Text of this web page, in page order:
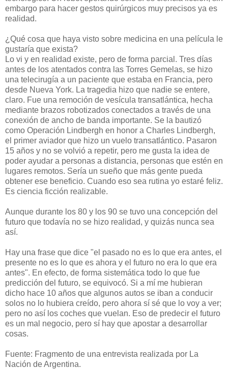
embargo para hacer gestos quirúrgicos muy precisos ya es
realidad.
¿Qué cosa que haya visto sobre medicina en una película le
gustaría que exista?
Lo vi y en realidad existe, pero de forma parcial. Tres días
antes de los atentados contra las Torres Gemelas, se hizo
una telecirugía a un paciente que estaba en Francia, pero
desde Nueva York. La tragedia hizo que nadie se entere,
claro. Fue una remoción de vesícula transatlántica, hecha
mediante brazos robotizados conectados a través de una
conexión de ancho de banda importante. Se la bautizó
como Operación Lindbergh en honor a Charles Lindbergh,
el primer aviador que hizo un vuelo transatlántico. Pasaron
15 años y no se volvió a repetir, pero me gusta la idea de
poder ayudar a personas a distancia, personas que estén en
lugares remotos. Sería un sueño que más gente pueda
obtener ese beneficio. Cuando eso sea rutina yo estaré feliz.
Es ciencia ficción realizable.
Aunque durante los 80 y los 90 se tuvo una concepción del
futuro que todavía no se hizo realidad, y quizás nunca sea
así.
Hay una frase que dice "el pasado no es lo que era antes, el
presente no es lo que es ahora y el futuro no era lo que era
antes". En efecto, de forma sistemática todo lo que fue
predicción del futuro, se equivocó. Si a mí me hubieran
dicho hace 10 años que algunos autos se iban a conducir
solos no lo hubiera creído, pero ahora sí sé que lo voy a ver;
pero no así los coches que vuelan. Eso de predecir el futuro
es un mal negocio, pero sí hay que apostar a desarrollar
cosas.
Fuente: Fragmento de una entrevista realizada por La
Nación de Argentina.